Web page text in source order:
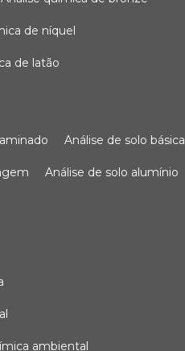
de níquel
de latão
análise de solo básica
análise de solo alumínio
ambiental